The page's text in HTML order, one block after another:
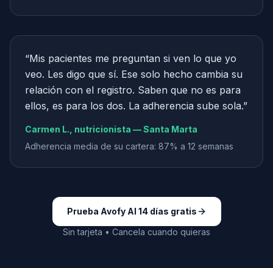
“Mis pacientes me preguntan si ven lo que yo
veo. Les digo que sí. Ese solo hecho cambia su
relación con el registro. Saben que no es para
ellos, es para los dos. La adherencia sube sola.”
Carmen L., nutricionista — Santa Marta
Adherencia media de su cartera: 87% a 12 semanas
Prueba Avofy AI 14 días gratis
Sin tarjeta • Cancela cuando quieras